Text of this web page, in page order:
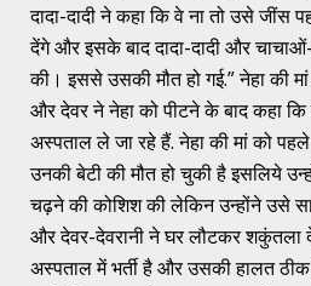
दादा-दादी ने कहा कि वे ना तो उसे
देंगे और इसके बाद दादा-दादी और
की। इससे उसकी मौत हो गई.” नेहा की
और देवर ने नेहा को पीटने के बाद कहा
अस्पताल ले जा रहे हैं. नेहा की मां को
उनकी बेटी की मौत हो चुकी है इसलिये
चढ़ने की कोशिश की लेकिन उन्होंने उसे
और देवर-देवरानी ने घर लौटकर शकुंतला
अस्पताल में भर्ती है और उसकी हालत